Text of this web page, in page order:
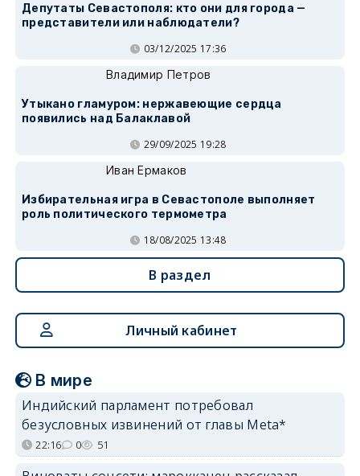
Депутаты Севастополя: кто они для города —
представители или наблюдатели?
03/12/2025 17:36
Владимир Петров
Утыкано гламуром: нержавеющие сердца
появились над Балаклавой
29/09/2025 19:28
Иван Ермаков
Избирательная игра в Севастополе выполняет
роль политического термометра
18/08/2025 13:48
В раздел
Личный кабинет
В мире
Индийский парламент потребовал
безусловных извинений от главы Meta*
22:16 0 51